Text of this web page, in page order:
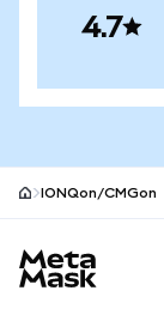
4.7
IONQon/CMGon